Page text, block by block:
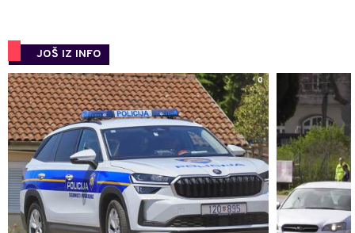
JOŠ IZ INFO
0